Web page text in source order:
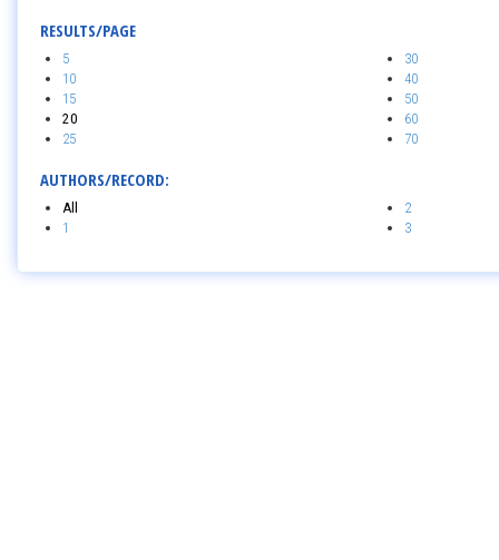
RESULTS/PAGE
5
10
15
20
25
30
40
50
60
70
AUTHORS/RECORD:
All
1
2
3